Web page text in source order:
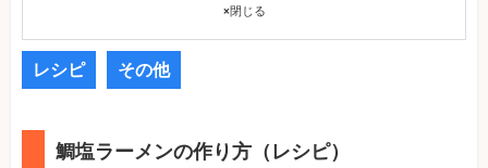
×閉じる
レシピ その他
鯛塩ラーメンの作り方（レシピ）